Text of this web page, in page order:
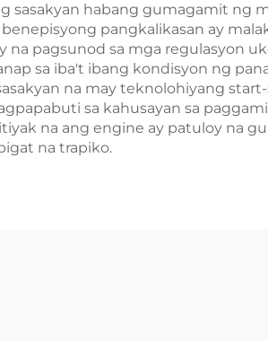
sasakyan habang gumagamit ng
pangkalikasan ay
na pagsunod sa mga regulasyon
sa iba't ibang kondisyon ng
na may teknolohiyang
sa kahusayan sa
na ang engine ay patuloy na
na trapiko.